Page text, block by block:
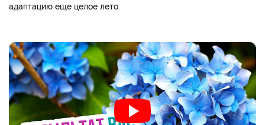
адаптацию еще целое лето.